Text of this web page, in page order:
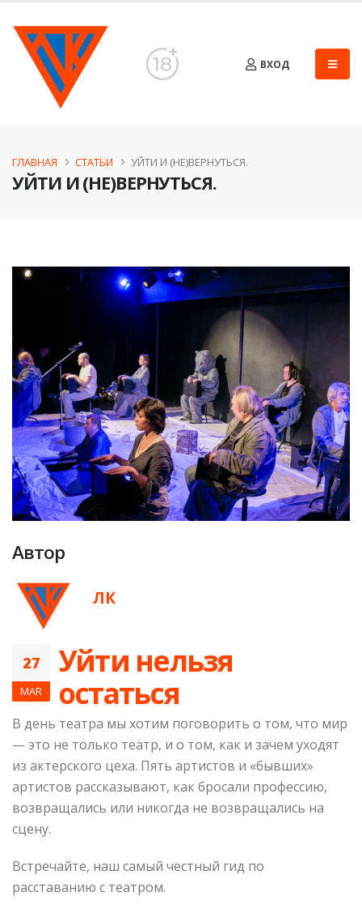
ВХОД
​УЙТИ И (НЕ)ВЕРНУТЬСЯ.
ГЛАВНАЯ СТАТЬИ ​УЙТИ И (НЕ)ВЕРНУТЬСЯ.
Автор
ЛК
27
MAR
Уйти нельзя
остаться
В день театра мы хотим поговорить о том, что мир
— это не только театр, и о том, как и зачем уходят
из актерского цеха. Пять артистов и «бывших»
артистов рассказывают, как бросали профессию,
возвращались или никогда не возвращались на
сцену.
Встречайте, наш самый честный гид по
расставанию с театром.